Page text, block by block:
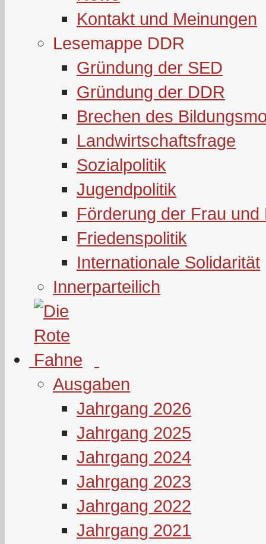
Kontakt und Meinungen
Lesemappe DDR
Gründung der SED
Gründung der DDR
Brechen des
Landwirtschaftsfrage
Sozialpolitik
Jugendpolitik
Förderung der Frau und
Friedenspolitik
Internationale Solidarität
Innerparteilich
Ausgaben
Jahrgang 2026
Jahrgang 2025
Jahrgang 2024
Jahrgang 2023
Jahrgang 2022
Jahrgang 2021